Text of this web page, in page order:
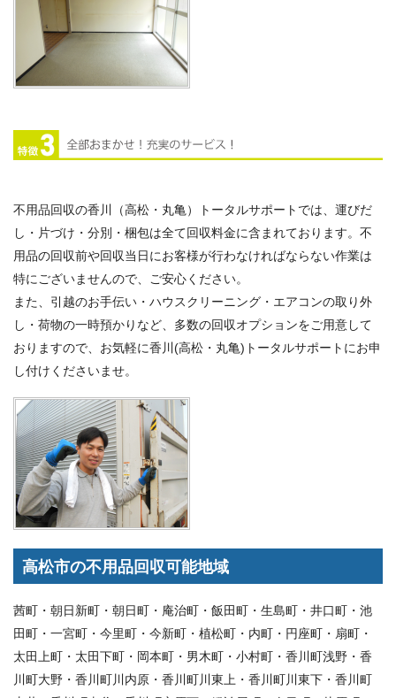
不用品回収の香川（高松・丸亀）トータルサポートでは、運びだ
し・片づけ・分別・梱包は全て回収料金に含まれております。不
用品の回収前や回収当日にお客様が行わなければならない作業は
特にございませんので、ご安心ください。
また、引越のお手伝い・ハウスクリーニング・エアコンの取り外
し・荷物の一時預かりなど、多数の回収オプションをご用意して
おりますので、お気軽に香川(高松・丸亀)トータルサポートにお申
し付けくださいませ。
高松市の不用品回収可能地域
茜町・朝日新町・朝日町・庵治町・飯田町・生島町・井口町・池
田町・一宮町・今里町・今新町・植松町・内町・円座町・扇町・
太田上町・太田下町・岡本町・男木町・小村町・香川町浅野・香
川町大野・香川町川内原・香川町川東上・香川町川東下・香川町